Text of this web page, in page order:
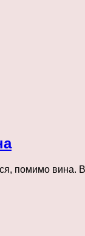
помимо вина.